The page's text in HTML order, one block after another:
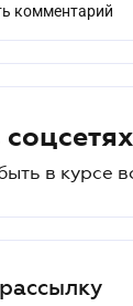
комментарий
в курсе